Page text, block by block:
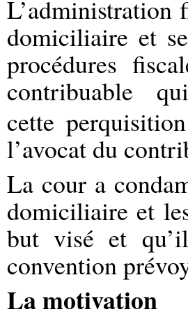
domiciliaire et
procédures
contribuable
cette
l’avocat du
La cour a
domiciliaire et
but visé et
convention
La motivation